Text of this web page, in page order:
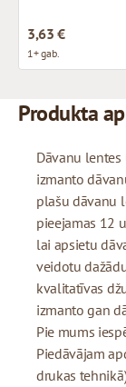
3,63 €
1+ gab.
Produkta
Dāvanu
izmanto
plašu dāvanu
pieejamas 12
lai apsietu
veidotu
kvalitatīvas
izmanto gan
Pie mums
Piedāvājam
drukas